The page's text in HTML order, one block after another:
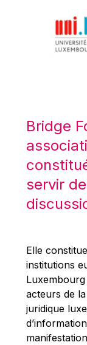
Lucas
Máire
Mario
Mario
Bridge
servir
Elle
institutions
acteurs de
juridique